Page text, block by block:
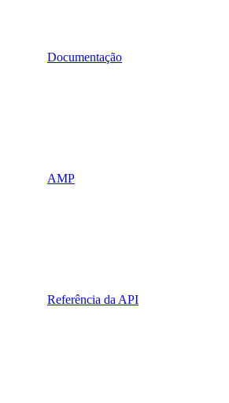
Documentação
AMP
Referência da API